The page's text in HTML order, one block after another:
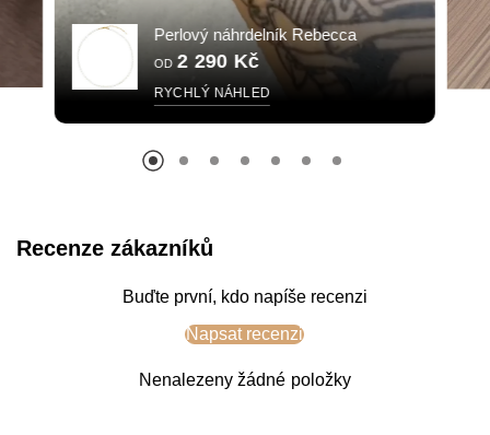
Perlový náhrdelník Rebecca
OD 2 290 Kč
RYCHLÝ NÁHLED
Recenze zákazníků
Buďte první, kdo napíše recenzi
Napsat recenzi
Nenalezeny žádné položky